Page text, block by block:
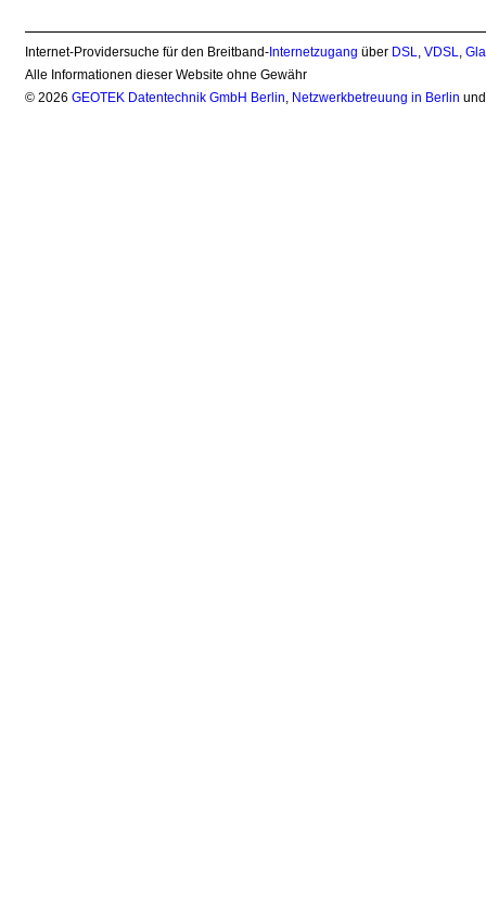
Internet-Providersuche für den Breitband- Internetzugang über DSL,VDSL,
Alle Informationen dieser Website ohne Gewähr
© 2026GEOTEK Datentechnik GmbH Berlin, Netzwerkbetreuung in Berlin